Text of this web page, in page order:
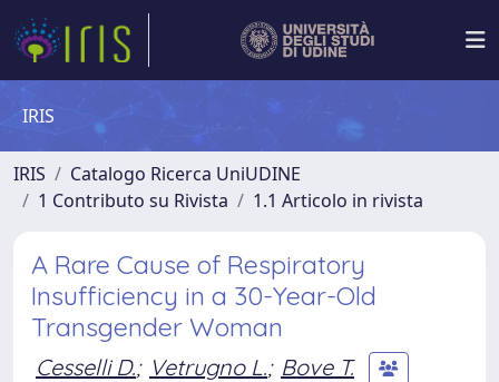
IRIS
IRIS
Catalogo Ricerca UniUDINE
1 Contributo su Rivista
1.1 Articolo in rivista
A Rare Cause of Respiratory
Insufficiency in a 30-Year-Old
Transgender Woman
Cesselli D.; Vetrugno L.; Bove T.